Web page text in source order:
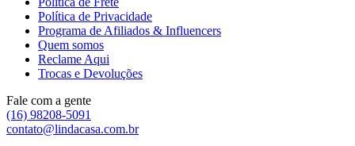
Política de Privacidade
Programa de Afiliados & Influencers
Quem somos
Reclame Aqui
Trocas e Devoluções
Fale com a gente
(16) 98208-5091
contato@lindacasa.com.br